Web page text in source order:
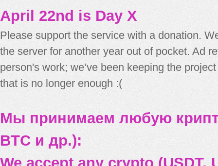
April 22nd is Day X
Please support the service with a donation.
the server for another year out of pocket. Ad
person's work; we’ve been keeping the
that is no longer enough :(
Мы принимаем любую
BTC и др.):